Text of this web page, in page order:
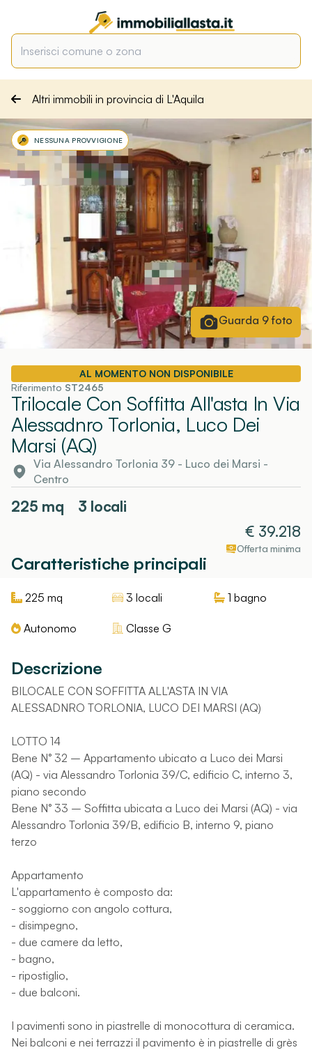
Altri immobili in provincia di L'Aquila
Guarda 9foto
NESSUNA PROVVIGIONE
AL MOMENTO NON DISPONIBILE
Riferimento ST2465
Trilocale Con Soffitta All'asta In Via
Alessadnro Torlonia, Luco Dei
Marsi (AQ)
Via Alessandro Torlonia 39- Luco dei Marsi -
Centro
225 mq
3 locali
€ 39.218
Offerta minima
Caratteristiche principali
225 mq 3 locali 1 bagno
Autonomo ClasseG
Descrizione
BILOCALE CON SOFFITTA ALL'ASTA IN VIA
ALESSADNRO TORLONIA, LUCO DEI MARSI (AQ)
LOTTO 14
Bene N° 32 – Appartamento ubicato a Luco dei Marsi
(AQ) - via Alessandro Torlonia 39/C, edificio C, interno 3,
piano secondo
Bene N° 33 – Soffitta ubicata a Luco dei Marsi (AQ) - via
Alessandro Torlonia 39/B, edificio B, interno 9, piano
terzo
Appartamento
L'appartamento è composto da:
- soggiorno con angolo cottura,
- disimpegno,
- due camere da letto,
- bagno,
- ripostiglio,
- due balconi.
I pavimenti sono in piastrelle di monocottura di ceramica.
Nei balconi e nei terrazzi il pavimento è in piastrelle di grès